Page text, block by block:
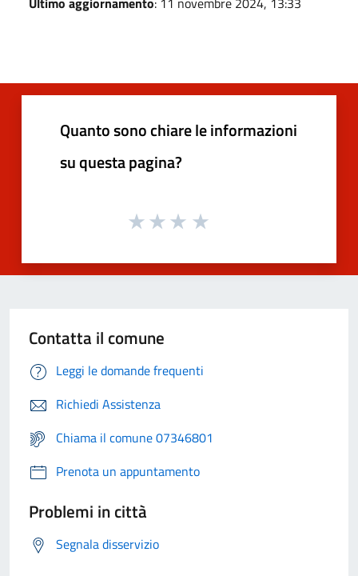
Quanto sono chiare le informazioni
su questa pagina?
Contatta il comune
Leggi le domande frequenti
Richiedi Assistenza
Chiama il comune 07346801
Prenota un appuntamento
Problemi in città
Segnala disservizio